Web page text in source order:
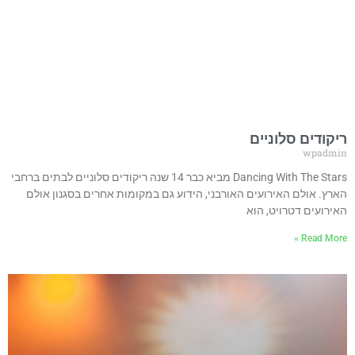
ריקודים סלוניים
wpadmin
Dancing With The Stars מביא כבר 14 שנה ריקודים סלוניים לבתים ברחבי
הארץ. אולם האירועים האורבני, הידוע גם במקומות אחרים בסגנון אולם
האירועים דטרויט, הוא
Read More »